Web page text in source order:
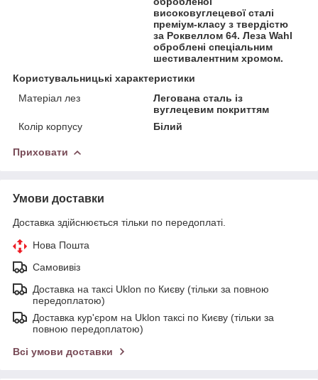
високовуглецевої сталі
преміум-класу з твердістю
за Роквеллом 64. Леза Wahl
оброблені спеціальним
шестивалентним хромом.
Користувальницькі характеристики
Матеріал лез
Легована сталь із
вуглецевим покриттям
Колір корпусу
Білий
Приховати
Умови доставки
Доставка здійснюється тільки по передоплаті.
Нова Пошта
Самовивіз
Доставка на таксі Uklon по Києву (тільки за повною
передоплатою)
Доставка кур'єром на Uklon таксі по Києву (тільки за
повною передоплатою)
Всі умови доставки